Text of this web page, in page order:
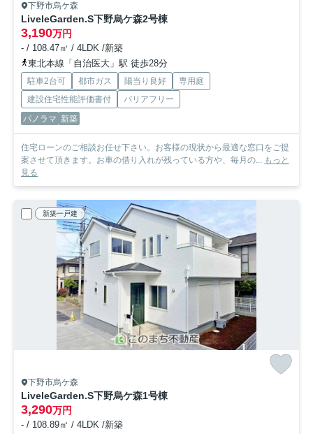
下野市烏ケ森
LiveleGarden.S下野烏ケ森2号棟
3,190万円
- / 108.47㎡ / 4LDK /新築
東北本線「自治医大」駅 徒歩28分
駐車2台可 都市ガス 陽当り良好
専用庭
建設住宅性能評価書付
バリアフリー
パノラマ 新築
住宅ローンのご相談お任せ下さい。お客様の現状から最適な窓口をご提
案させて頂きます。お車の借り入れが残っている方や、毎月の... もっと
見る
新築一戸建
下野市烏ケ森
LiveleGarden.S下野烏ケ森1号棟
3,290万円
- / 108.89㎡ / 4LDK /新築